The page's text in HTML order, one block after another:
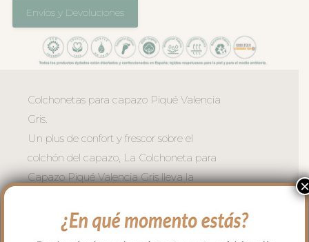
Envíos y Devoluciones
Colchonetas para capazo Piqué Valencia
Gris.
Un plus de confort y frescor sobre el
colchón del capazo, La Colchoneta para
Capazo Piqué Valencia Gris lleva la
El exterior en piqué de algodón de tacto
muy agradable, con una textura suave y
×